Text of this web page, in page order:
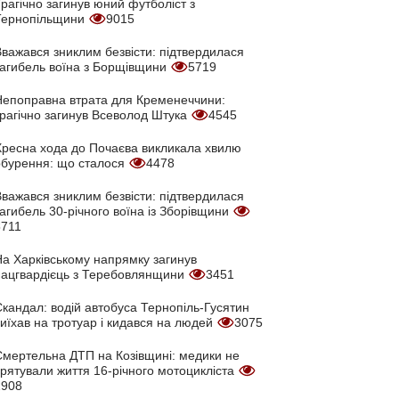
Трагічно загинув юний футболіст з
9015
зниклим безвісти: підтвердилася
воїна з Борщівщини
5719
втрата для Кременеччини:
загинув Всеволод Штука
4545
хода до Почаєва викликала хвилю
що сталося
4478
зниклим безвісти: підтвердилася
30-річного воїна із Зборівщини
Харківському напрямку загинув
з Теребовлянщини
3451
водій автобуса Тернопіль-Гусятин
на тротуар і кидався на людей
3075
ДТП на Козівщині: медики не
життя 16-річного мотоцикліста